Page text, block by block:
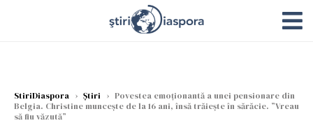
StiriDiaspora › Știri › Povestea emoționantă a unei pensionare din
Belgia. Christine muncește de la 16 ani, însă trăiește în sărăcie. ”Vreau
să fiu văzută”